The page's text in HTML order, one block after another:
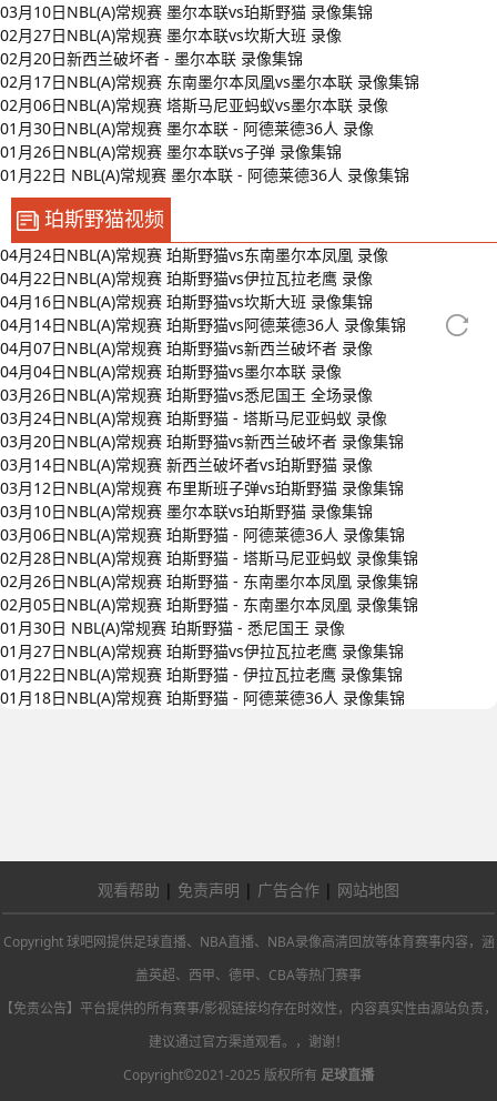
03月10日NBL(A)常规赛 墨尔本联vs珀斯野猫 录像集锦
02月27日NBL(A)常规赛 墨尔本联vs坎斯大班 录像
02月20日新西兰破坏者 - 墨尔本联 录像集锦
02月17日NBL(A)常规赛 东南墨尔本凤凰vs墨尔本联 录像集锦
02月06日NBL(A)常规赛 塔斯马尼亚蚂蚁vs墨尔本联 录像
01月30日NBL(A)常规赛 墨尔本联 - 阿德莱德36人 录像
01月26日NBL(A)常规赛 墨尔本联vs子弹 录像集锦
01月22日 NBL(A)常规赛 墨尔本联 - 阿德莱德36人 录像集锦
珀斯野猫视频
04月24日NBL(A)常规赛 珀斯野猫vs东南墨尔本凤凰 录像
04月22日NBL(A)常规赛 珀斯野猫vs伊拉瓦拉老鹰 录像
04月16日NBL(A)常规赛 珀斯野猫vs坎斯大班 录像集锦
04月14日NBL(A)常规赛 珀斯野猫vs阿德莱德36人 录像集锦
04月07日NBL(A)常规赛 珀斯野猫vs新西兰破坏者 录像
04月04日NBL(A)常规赛 珀斯野猫vs墨尔本联 录像
03月26日NBL(A)常规赛 珀斯野猫vs悉尼国王 全场录像
03月24日NBL(A)常规赛 珀斯野猫 - 塔斯马尼亚蚂蚁 录像
03月20日NBL(A)常规赛 珀斯野猫vs新西兰破坏者 录像集锦
03月14日NBL(A)常规赛 新西兰破坏者vs珀斯野猫 录像
03月12日NBL(A)常规赛 布里斯班子弹vs珀斯野猫 录像集锦
03月10日NBL(A)常规赛 墨尔本联vs珀斯野猫 录像集锦
03月06日NBL(A)常规赛 珀斯野猫 - 阿德莱德36人 录像集锦
02月28日NBL(A)常规赛 珀斯野猫 - 塔斯马尼亚蚂蚁 录像集锦
02月26日NBL(A)常规赛 珀斯野猫 - 东南墨尔本凤凰 录像集锦
02月05日NBL(A)常规赛 珀斯野猫 - 东南墨尔本凤凰 录像集锦
01月30日 NBL(A)常规赛 珀斯野猫 - 悉尼国王 录像
01月27日NBL(A)常规赛 珀斯野猫vs伊拉瓦拉老鹰 录像集锦
01月22日NBL(A)常规赛 珀斯野猫 - 伊拉瓦拉老鹰 录像集锦
01月18日NBL(A)常规赛 珀斯野猫 - 阿德莱德36人 录像集锦
观看帮助 | 免责声明 | 广告合作 | 网站地图
Copyright 球吧网提供足球直播、NBA直播、NBA录像高清回放等体育赛事内容，涵
盖英超、西甲、德甲、CBA等热门赛事
【免责公告】平台提供的所有赛事/影视链接均存在时效性，内容真实性由源站负责，
建议通过官方渠道观看。，谢谢！
Copyright©2021-2025 版权所有 足球直播